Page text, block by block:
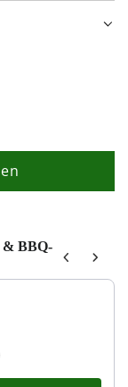
& BBQ-
product